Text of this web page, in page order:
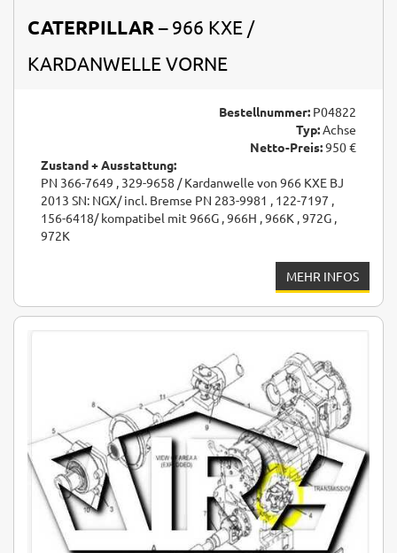
CATERPILLAR – 966 KXE /
KARDANWELLE VORNE
Bestellnummer: P04822
Typ:Achse
Netto-Preis:950 €
Zustand + Ausstattung:
PN 366-7649 , 329-9658 / Kardanwelle von 966 KXE BJ
2013 SN: NGX/ incl. Bremse PN 283-9981 , 122-7197 ,
156-6418/ kompatibel mit 966G , 966H , 966K , 972G ,
972K
MEHR INFOS